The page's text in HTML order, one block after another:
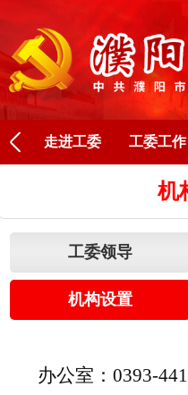
走进工委 工委工作
机
工委领导
机构设置
办公室： 0393-